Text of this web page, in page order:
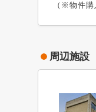
（※物件
周辺施設